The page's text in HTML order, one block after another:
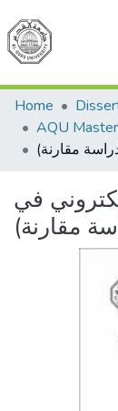
Home
في
مقارنة)